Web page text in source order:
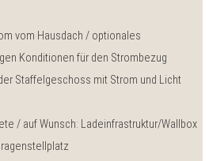
vom Hausdach / optionales
Konditionen für den Strombezug
Staffelgeschoss mit Strom und Licht
/ auf Wunsch: Ladeinfrastruktur/Wallbox